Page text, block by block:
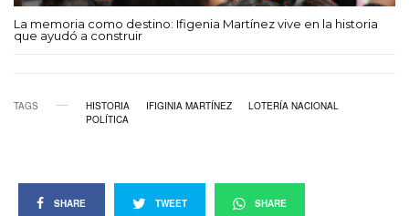
La memoria como destino: Ifigenia Martínez vive en la historia
que ayudó a construir
TAGS HISTORIA IFIGINIA MARTÍNEZ
LOTERÍA NACIONAL
POLÍTICA
SHARE TWEET SHARE